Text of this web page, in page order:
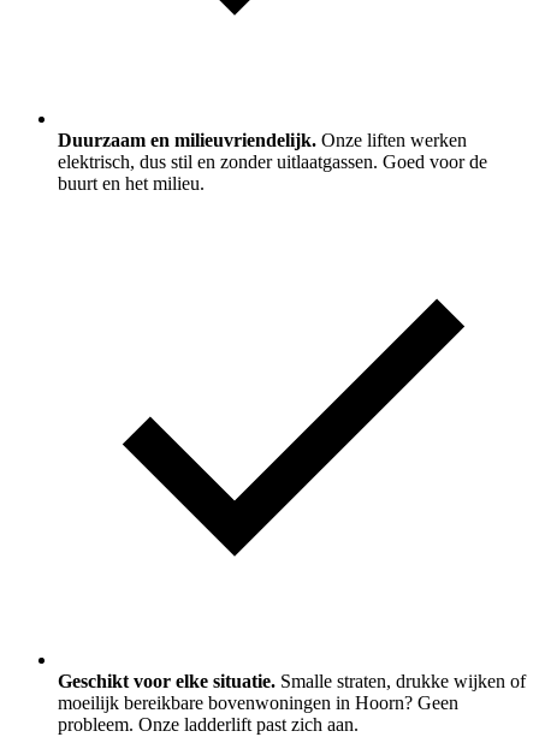
Duurzaam en milieuvriendelijk. Onze liften werken
elektrisch, dus stil en zonder uitlaatgassen. Goed voor de
buurt en het milieu.
Geschikt voor elke situatie. Smalle straten, drukke wijken of
moeilijk bereikbare bovenwoningen in Hoorn? Geen
probleem. Onze ladderlift past zich aan.